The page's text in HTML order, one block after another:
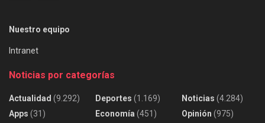
Nuestro equipo
Intranet
Noticias por categorías
Actualidad (9.292)
Apps (31)
Deportes (1.169)
Economía (451)
Noticias (4.284)
Opinión (975)